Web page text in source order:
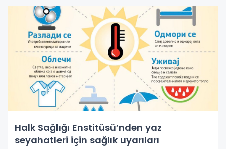
Halk Sağlığı Enstitüsü’nden yaz
seyahatleri için sağlık uyarıları